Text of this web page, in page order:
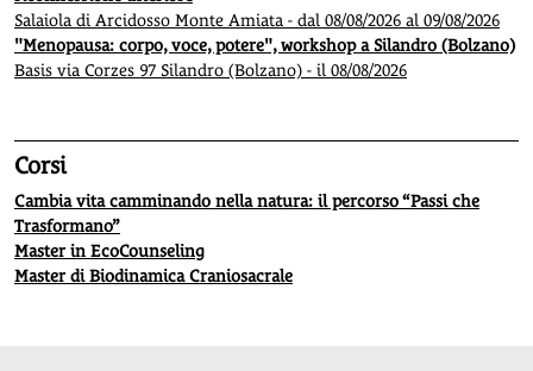
Salaiola di Arcidosso Monte Amiata - dal 08/08/2026 al 09/08/2026
"Menopausa: corpo, voce, potere", workshop a Silandro (Bolzano)
Basis via Corzes 97 Silandro (Bolzano) - il 08/08/2026
Corsi
Cambia vita camminando nella natura: il percorso “Passi che
Trasformano”
Master in EcoCounseling
Master di Biodinamica Craniosacrale